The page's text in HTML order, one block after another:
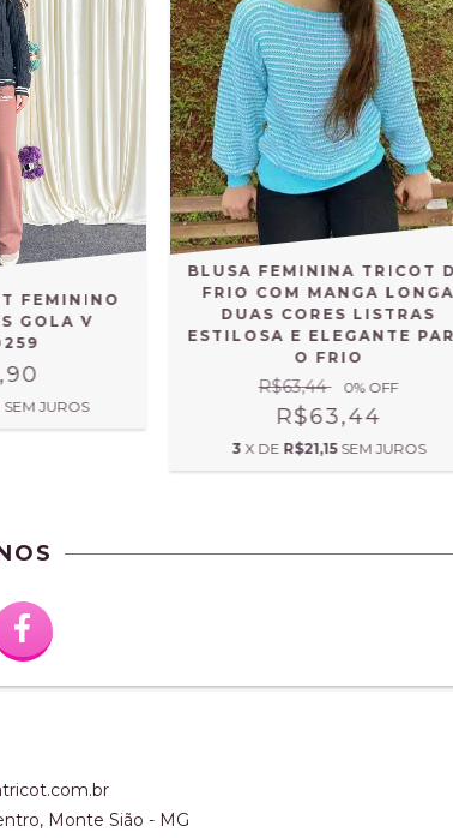
FEMININO
GOLA V
SEM JUROS
BLUSA FEMININA TRICOT
FRIO COM MANGA LONGA
DUAS CORES LISTRAS
ESTILOSA E ELEGANTE
O FRIO
R$63,44 0% OFF
R$63,44
3 X DE R$21,15 SEM JUROS
Monte Sião - MG